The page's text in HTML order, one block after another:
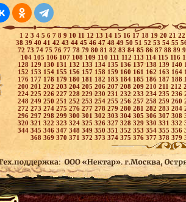
1 2 3 4 5 6 7 8 9 10 11 12 13 14 15 16 17 18 19 20 21
38 3940 41 42 43 44 45 46 47 48 49 50 51 52 53 54 55
72 73 74 75 76 77 78 79 80 81 82 83 84 85 86 87 88 89
104 105 106 107 108 109 110 111 112 113 114 115 116
128 129 130 131 132 133 134 135 136 137138 139 140
152 153 154 155 156 157 158 159 160 161 162 163 164
176 177 178 179 180 181 182 183 184 185 186 187 188
200 201 202 203 204 205 206 207 208 209 210 211 212
224 225 226 227 228 229230 231 232 233 234 235 236
248 249 250 251 252 253 254 255 256 257 258 259 260
272 273 274 275 276 277 278 279 280 281 282 283 284
296 297 298 299 300 301 302 303 304 305 306 307 308
320 321 322 323 324 325 326 327 328 329 330 331 332
344 345 346 347 348 349 350 351 352 353 354 355 356
368 369 370 371 372 373 374 375 376377 378 379